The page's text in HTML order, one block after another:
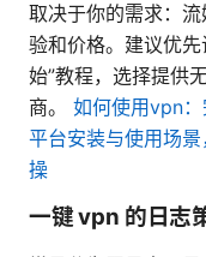
取决于你的需求：
验和价格。建议优
始”教程，选择提供
商。 如何使用vpn
平台安装与使用场
操
一键 vpn 的日志